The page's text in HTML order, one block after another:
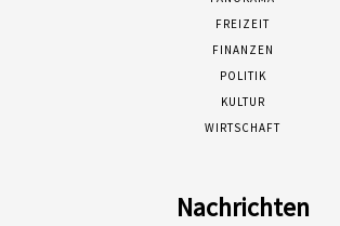
FREIZEIT
FINANZEN
POLITIK
KULTUR
WIRTSCHAFT
Nachrichten